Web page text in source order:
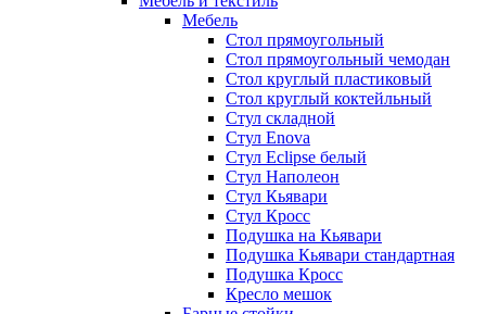
Мебель
Стол прямоугольный
Стол прямоугольный чемодан
Стол круглый пластиковый
Стол круглый коктейльный
Стул складной
Стул Enova
Стул Eclipse белый
Стул Наполеон
Стул Кьявари
Стул Кросс
Подушка на Кьявари
Подушка Кьявари стандартная
Подушка Кросс
Кресло мешок